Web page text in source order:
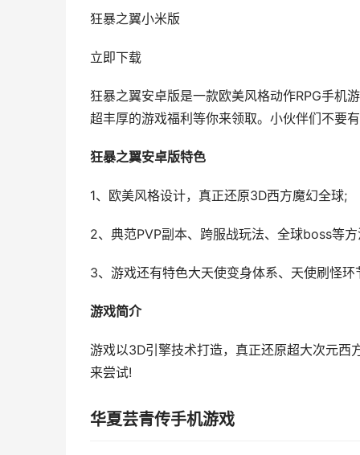
狂暴之翼小米版
立即下载
狂暴之翼安卓版是一款欧美风格动作RPG手机
超丰厚的游戏福利等你来领取。小伙伴们不要
狂暴之翼安卓版特色
1、欧美风格设计，真正还原3D西方魔幻全球;
2、典范PVP副本、跨服战玩法、全球boss等
3、游戏还有特色大天使变身体系、天使刷怪环
游戏简介
游戏以3D引擎技术打造，真正还原超大次元西
来尝试!
华夏芸青传手机游戏